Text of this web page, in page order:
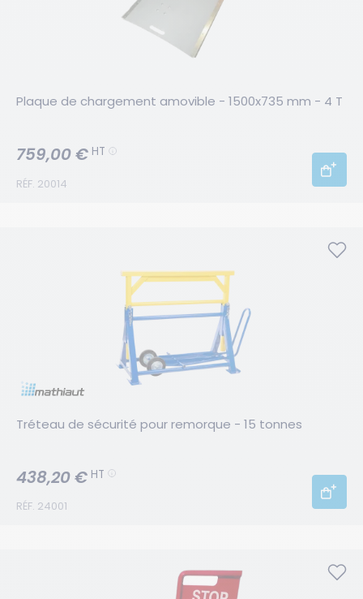
Plaque de chargement amovible - 1500x735 mm - 4 T
RÉF. 20014
759,00 € HT
Tréteau de sécurité pour remorque - 15 tonnes
RÉF. 24001
438,20 € HT